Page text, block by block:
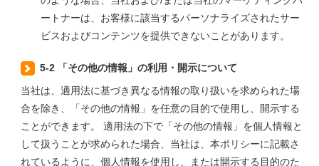
ートナーは、お客様に該当するパーソナライズされたサー
ビスおよびコンテンツを提供できないことがあります。
5-2 「その他の情報」の利用・開示について
当社は、適用法に基づき異なる情報の取り扱いを求められた場
合を除き、「その他の情報」を任意の目的で使用し、開示する
ことができます。 適用法の下で「その他の情報」を個人情報と
して扱うことが求められた場合、当社は、本ポリシーに記載さ
れているように、個人情報を使用し、または開示する目的のた